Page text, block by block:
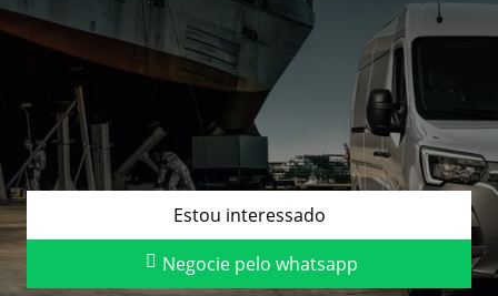
Estou interessado
Negocie pelo whatsapp